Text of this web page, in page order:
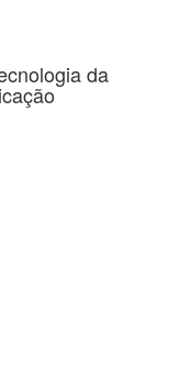
da